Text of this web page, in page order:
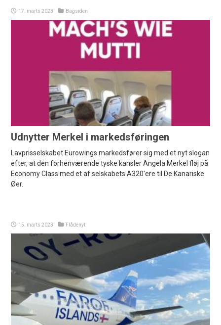
17. marts 2023 Bagsiden
Udnytter Merkel i markedsføringen
Lavprisselskabet Eurowings markedsfører sig med et nyt slogan
efter, at den forhenværende tyske kansler Angela Merkel fløj på
Economy Class med et af selskabets A320'ere til De Kanariske
Øer.
15. marts 2023 Flådenyt